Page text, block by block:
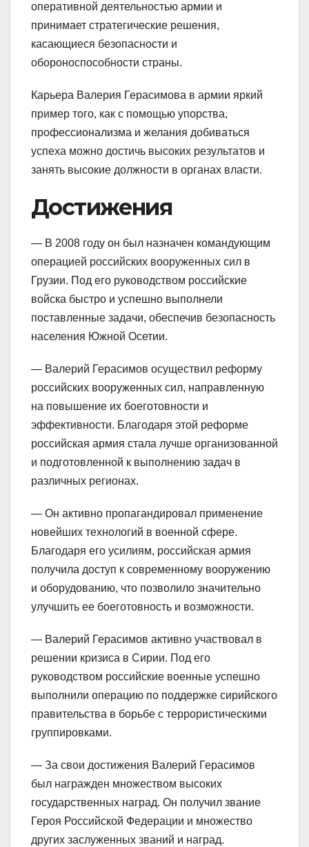
оперативной деятельностью армии и
принимает стратегические решения,
касающиеся безопасности и
обороноспособности страны.
Карьера Валерия Герасимова в армии яркий
пример того, как с помощью упорства,
профессионализма и желания добиваться
успеха можно достичь высоких результатов и
занять высокие должности в органах власти.
Достижения
— В 2008 году он был назначен командующим
операцией российских вооруженных сил в
Грузии. Под его руководством российские
войска быстро и успешно выполнели
поставленные задачи, обеспечив безопасность
населения Южной Осетии.
— Валерий Герасимов осуществил реформу
российских вооруженных сил, направленную
на повышение их боеготовности и
эффективности. Благодаря этой реформе
российская армия стала лучше организованной
и подготовленной к выполнению задач в
различных регионах.
— Он активно пропагандировал применение
новейших технологий в военной сфере.
Благодаря его усилиям, российская армия
получила доступ к современному вооружению
и оборудованию, что позволило значительно
улучшить ее боеготовность и возможности.
— Валерий Герасимов активно участвовал в
решении кризиса в Сирии. Под его
руководством российские военные успешно
выполнили операцию по поддержке сирийского
правительства в борьбе с террористическими
группировками.
— За свои достижения Валерий Герасимов
был награжден множеством высоких
государственных наград. Он получил звание
Героя Российской Федерации и множество
других заслуженных званий и наград.